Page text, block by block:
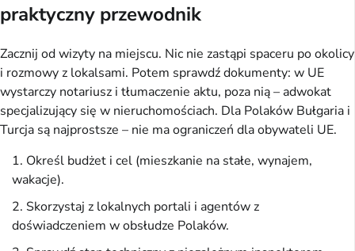
praktyczny przewodnik
Zacznij od wizyty na miejscu. Nic nie zastąpi spaceru po okolicy
i rozmowy z lokalsami. Potem sprawdź dokumenty: w UE
wystarczy notariusz i tłumaczenie aktu, poza nią – adwokat
specjalizujący się w nieruchomościach. Dla Polaków Bułgaria i
Turcja są najprostsze – nie ma ograniczeń dla obywateli UE.
Określ budżet i cel (mieszkanie na stałe, wynajem,
wakacje).
Skorzystaj z lokalnych portali i agentów z
doświadczeniem w obsłudze Polaków.